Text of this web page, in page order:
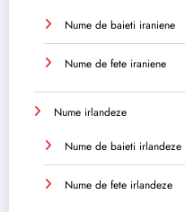
Nume de baieti iraniene
Nume de fete iraniene
Nume irlandeze
Nume de baieti irlandeze
Nume de fete irlandeze